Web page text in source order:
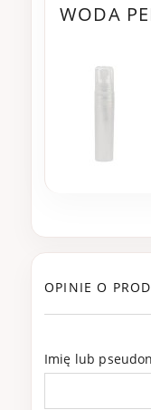
WODA
OPINIE O
Imię lub